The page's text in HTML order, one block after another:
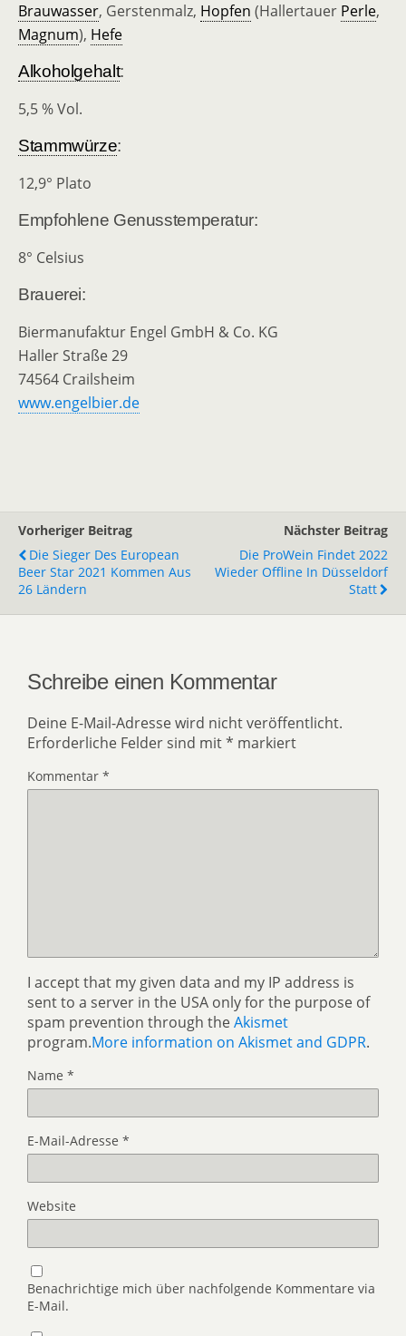
Brauwasser, Gerstenmalz, Hopfen (Hallertauer Perle,
Magnum), Hefe
Alkoholgehalt:
5,5 % Vol.
Stammwürze:
12,9° Plato
Empfohlene Genusstemperatur:
8° Celsius
Brauerei:
Biermanufaktur Engel GmbH & Co. KG
Haller Straße 29
74564 Crailsheim
www.engelbier.de
Vorheriger Beitrag
Die Sieger Des European
Beer Star 2021 Kommen Aus
26 Ländern
Nächster Beitrag
Die ProWein Findet 2022
Wieder Offline In Düsseldorf
Statt
Schreibe einen Kommentar
Deine E-Mail-Adresse wird nicht veröffentlicht.
Erforderliche Felder sind mit* markiert
Kommentar *
I accept that my given data and my IP address is
sent to a server in the USA only for the purpose of
spam prevention through theAkismet
program.More information on Akismet and GDPR.
Name *
E-Mail-Adresse *
Website
Benachrichtige mich über nachfolgende Kommentare via
E-Mail.